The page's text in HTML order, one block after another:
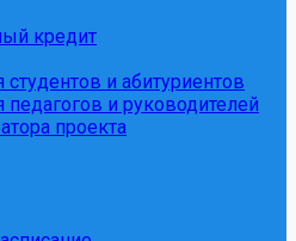
кредит
и абитуриентов
и руководителей
проекта